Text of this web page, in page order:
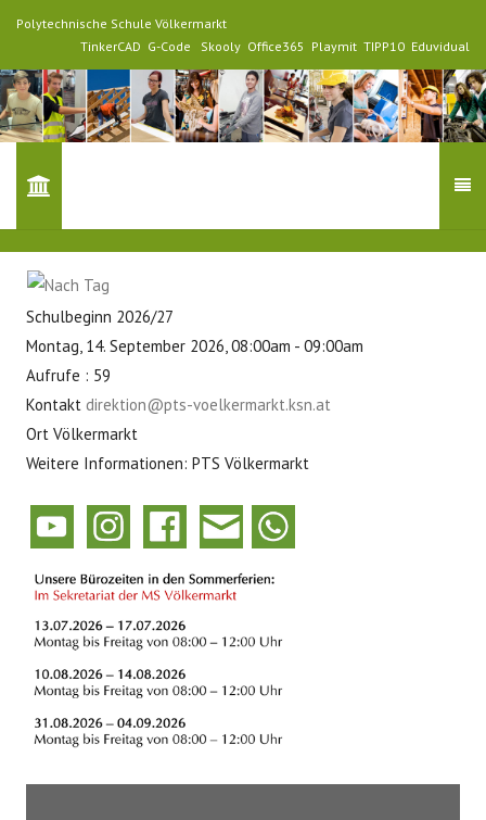
Polytechnische Schule Völkermarkt
TinkerCAD G-Code Skooly Office365 Playmit TIPP10 Eduvidual
Schulbeginn 2026/27
Montag, 14. September 2026, 08:00am - 09:00am
Aufrufe : 59
Kontakt direktion@pts-voelkermarkt.ksn.at
Ort Völkermarkt
Weitere Informationen: PTS Völkermarkt